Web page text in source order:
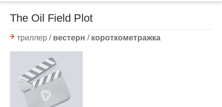
The Oil Field Plot
триллер / вестерн / короткометражка